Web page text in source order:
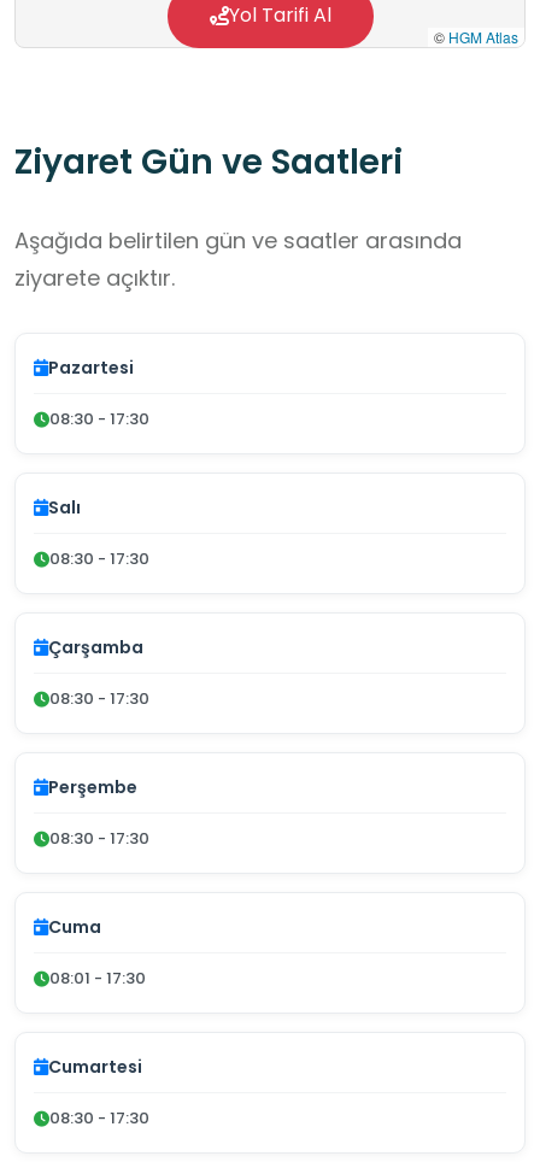
© HGM Atlas
Yol Tarifi Al
Ziyaret Gün ve Saatleri
Aşağıda belirtilen gün ve saatler arasında
ziyarete açıktır.
Pazartesi
08:30 - 17:30
Salı
08:30 - 17:30
Çarşamba
08:30 - 17:30
Perşembe
08:30 - 17:30
Cuma
08:01 - 17:30
Cumartesi
08:30 - 17:30